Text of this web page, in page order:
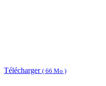
Télécharger ( 66 Mo )